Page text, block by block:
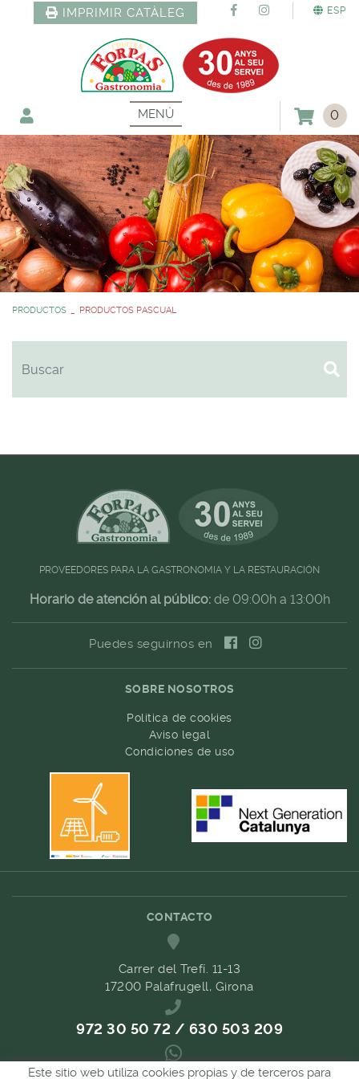
ESP
IMPRIMIR CATÀLEG
MENÚ 0
PRODUCTOS PRODUCTOS PASCUAL
PROVEEDORES PARA LA GASTRONOMIA Y LA RESTAURACIÓN
Horario de atención al público:de 09:00h a 13:00h
Puedes seguirnos en
SOBRE NOSOTROS
Política de cookies
Aviso legal
Condiciones de uso
CONTACTO
Carrer del Trefí. 11-13
17200 Palafrugell, Girona
972 30 50 72 / 630 503 209
Este sitio web utiliza cookies propias y de terceros para